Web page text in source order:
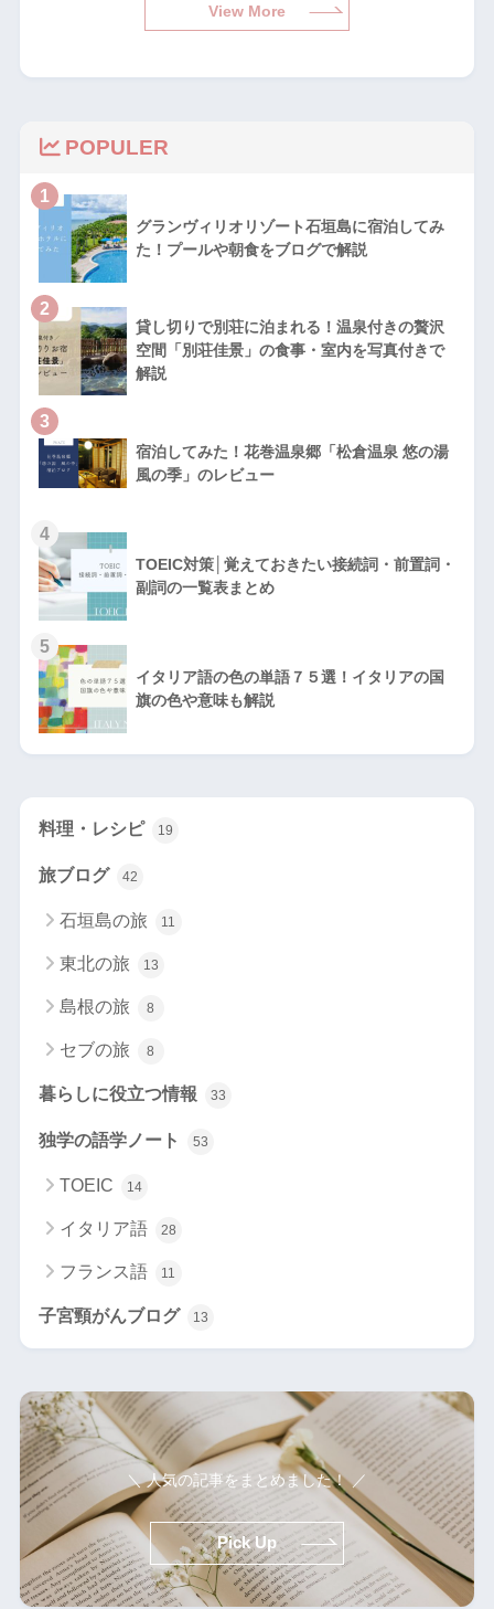
View More
POPULER
1
グランヴィリオリゾート石垣島に宿泊してみ
た！プールや朝食をブログで解説
2
貸し切りで別荘に泊まれる！温泉付きの贅沢
空間「別荘佳景」の食事・室内を写真付きで
解説
3
宿泊してみた！花巻温泉郷「松倉温泉 悠の湯
風の季」のレビュー
4
TOEIC対策│覚えておきたい接続詞・前置詞・
副詞の一覧表まとめ
5
イタリア語の色の単語７５選！イタリアの国
旗の色や意味も解説
料理・レシピ 19
旅ブログ 42
石垣島の旅 11
東北の旅 13
島根の旅 8
セブの旅 8
暮らしに役立つ情報 33
独学の語学ノート 53
TOEIC 14
イタリア語 28
フランス語 11
子宮頸がんブログ 13
＼ 人気の記事をまとめました！ ／
Pick Up